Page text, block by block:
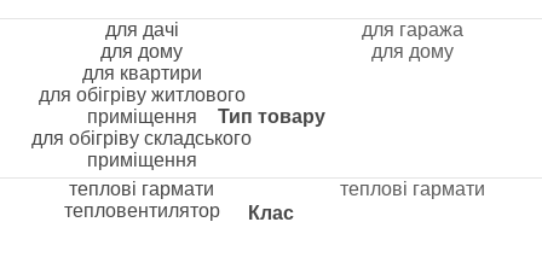
Тип товару
Клас
для дачі
для дому
для квартири
для обігріву житлового
приміщення
для обігріву складського
приміщення
теплові гармати
тепловентилятор
для гаража
для дому
теплові гармати